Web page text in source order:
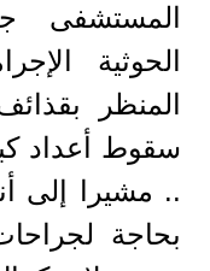
المستشفى
الحوثية
المنظر
سقوط أعداد
.. مشيرا إلى
بحاجة